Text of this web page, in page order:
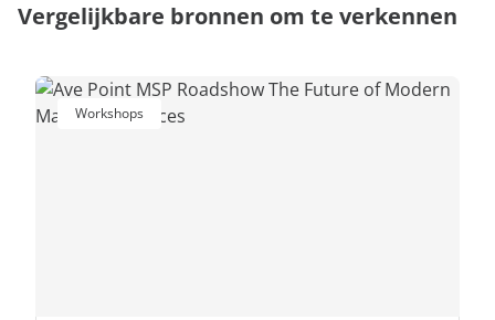
Vergelijkbare bronnen om te verkennen
Workshops